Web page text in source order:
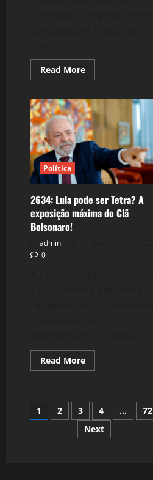
Read MoreRead
more
Tarifaço
flopou?
A
Torcida
da
Folha/uol
(toda
mídia
corporativa)
o
Brasil!
Política
2634: Lula pode ser Tetra? A
exposição máxima do Clã
Bolsonaro!
admin
0
Read MoreRead
more
pode
Tetra?
A
exposição
Paginação
1 2 3 4 …
72
Next